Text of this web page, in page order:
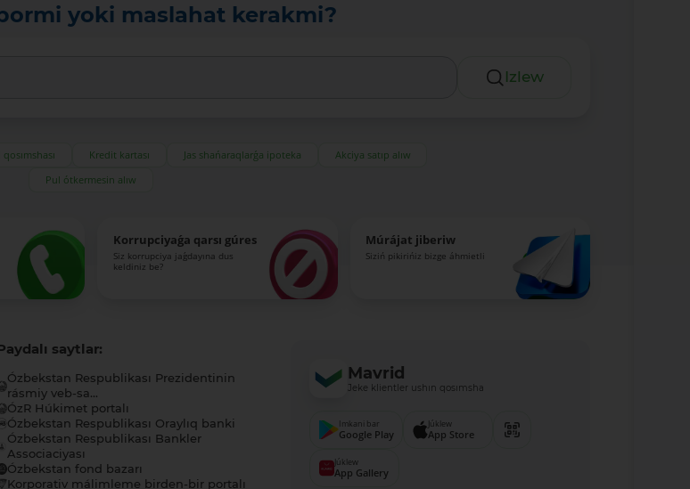
yoki maslahat kerakmi?
Izlew
Kredit kartası Jas shańaraqlarǵa ipoteka
Akciya satıp alıw
Pul ótkermesin alıw
Korrupciyaǵa qarsı gúres
Siz korrupciya jaǵdayına dus
keldiniz be?
Múrájat jiberiw
Siziń pikirińiz bizge áhmietli
saytlar:
Ózbekstan Respublikası Prezidentinin
rásmiy veb-sa...
ÓzR Húkimet portalı
Ózbekstan Respublikası Oraylıq banki
Ózbekstan Respublikası Bankler
Associaciyası
Ózbekstan fond bazarı
Korporativ málimleme birden-bir portalı
Mavrid
Jeke klientler ushın qosımsha
Imkani bar
Google Play
Júklew
App Store
Júklew
App Gallery